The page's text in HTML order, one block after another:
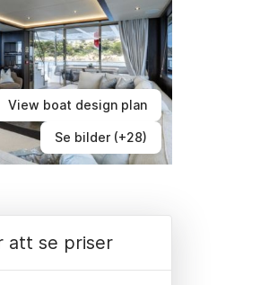
View boat design plan
Se bilder (+28)
att se priser